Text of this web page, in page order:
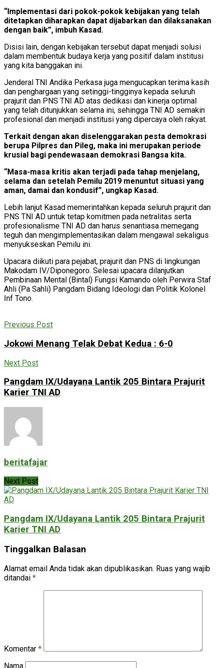
“Implementasi dari pokok-pokok kebijakan yang telah
ditetapkan diharapkan dapat dijabarkan dan dilaksanakan
dengan baik”, imbuh Kasad.
Disisi lain, dengan kebijakan tersebut dapat menjadi solusi
dalam membentuk budaya kerja yang positif dalam institusi
yang kita banggakan ini.
Jenderal TNI Andika Perkasa juga mengucapkan terima kasih
dan penghargaan yang setinggi-tingginya kepada seluruh
prajurit dan PNS TNI AD atas dedikasi dan kinerja optimal
yang telah ditunjukkan selama ini, sehingga TNI AD semakin
profesional dan menjadi institusi yang dipercaya oleh rakyat.
Terkait dengan akan diselenggarakan pesta demokrasi
berupa Pilpres dan Pileg, maka ini merupakan periode
krusial bagi pendewasaan demokrasi Bangsa kita.
“Masa-masa kritis akan terjadi pada tahap menjelang,
selama dan setelah Pemilu 2019 menuntut situasi yang
aman, damai dan kondusif”, ungkap Kasad.
Lebih lanjut Kasad memerintahkan kepada seluruh prajurit dan
PNS TNI AD untuk tetap komitmen pada netralitas serta
profesionalisme TNI AD dan harus senantiasa memegang
teguh dan mengimplementasikan dalam mengawal sekaligus
menyukseskan Pemilu ini.
Upacara diikuti para pejabat, prajurit dan PNS di lingkungan
Makodam IV/Diponegoro. Selesai upacara dilanjutkan
Pembinaan Mental (Bintal) Fungsi Kamando oleh Perwira Staf
Ahli (Pa Sahli) Pangdam Bidang Ideologi dan Politik Kolonel
Inf Tono.
Previous Post
Jokowi Menang Telak Debat Kedua : 6-0
Next Post
Pangdam IX/Udayana Lantik 205 Bintara Prajurit
Karier TNI AD
beritafajar
Next Post
Pangdam IX/Udayana Lantik 205 Bintara Prajurit
Karier TNI AD
Tinggalkan Balasan
Alamat email Anda tidak akan dipublikasikan. Ruas yang wajib
ditandai *
Komentar *
Nama